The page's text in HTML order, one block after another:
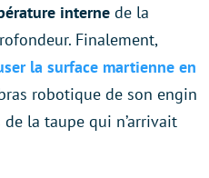
interne de la
Finalement,
la surface martienne en
robotique de son engin
la taupe qui n’arrivait